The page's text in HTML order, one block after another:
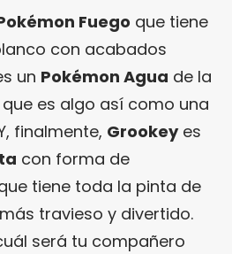
Fuego que tiene
con acabados
un Pokémon Agua de la
es algo así como una
finalmente, Grookeyes
con forma de
tiene toda la pinta de
travieso y divertido.
será tu compañero